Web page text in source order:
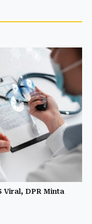
Viral, DPR Minta